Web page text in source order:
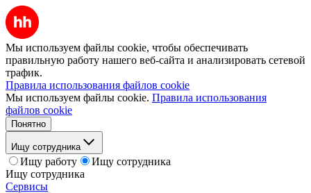
Мы используем файлы cookie, чтобы обеспечивать
правильную работу нашего веб-сайта и анализировать сетевой
трафик.
Правила использования файлов cookie
Мы используем файлы cookie. Правила использования
файлов cookie
Понятно
Ищу сотрудника
Ищу работу
Ищу сотрудника
Ищу сотрудника
Сервисы